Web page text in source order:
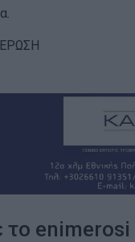
το enimerosi